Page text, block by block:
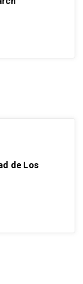
de Los